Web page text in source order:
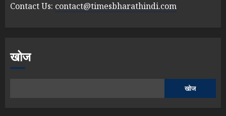
Contact Us: contact@timesbharathindi.com
खोज
खोज